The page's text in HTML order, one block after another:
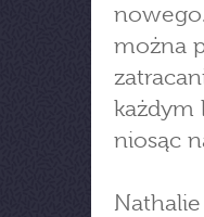
można
każdym
niosąc